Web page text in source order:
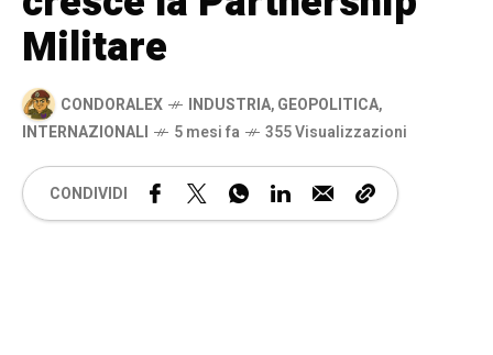
Militare
CONDORALEX INDUSTRIA,GEOPOLITICA,
INTERNAZIONALI
5 mesi fa 355 Visualizzazioni
CONDIVIDI